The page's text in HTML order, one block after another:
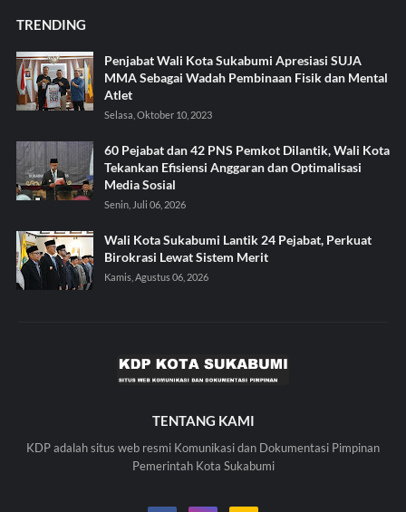
TRENDING
Penjabat Wali Kota Sukabumi Apresiasi SUJA
MMA Sebagai Wadah Pembinaan Fisik dan Mental
Atlet
Selasa, Oktober 10, 2023
60 Pejabat dan 42 PNS Pemkot Dilantik, Wali Kota
Tekankan Efisiensi Anggaran dan Optimalisasi
Media Sosial
Senin, Juli 06, 2026
Wali Kota Sukabumi Lantik 24 Pejabat, Perkuat
Birokrasi Lewat Sistem Merit
Kamis, Agustus 06, 2026
TENTANG KAMI
KDP adalah situs web resmi Komunikasi dan Dokumentasi Pimpinan
Pemerintah Kota Sukabumi